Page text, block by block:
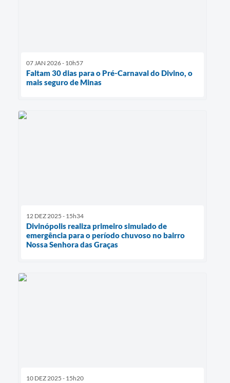
07 JAN 2026 - 10h57
Faltam 30 dias para o Pré-Carnaval do Divino, o
mais seguro de Minas
12 DEZ 2025 - 15h34
Divinópolis realiza primeiro simulado de
emergência para o período chuvoso no bairro
Nossa Senhora das Graças
10 DEZ 2025 - 15h20